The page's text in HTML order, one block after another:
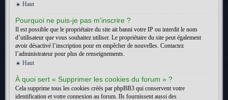
Haut
Pourquoi ne puis-je pas m’inscrire ?
Il est possible que le propriétaire du site ait banni votre IP ou interdit le nom
d’utilisateur que vous souhaitez utiliser. Le propriétaire du site peut également
avoir désactivé l’inscription pour en empêcher de nouvelles. Contactez
l’administrateur pour plus de renseignements.
Haut
À quoi sert « Supprimer les cookies du forum » ?
Cela supprime tous les cookies créés par phpBB3 qui conservent votre
identification et votre connexion au forum. Ils fournissent aussi des